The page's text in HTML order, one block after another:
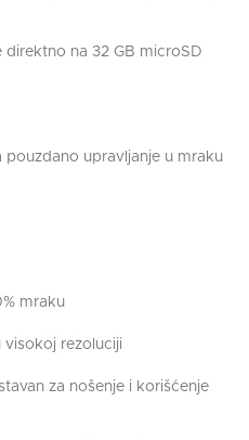
na 32 GB microSD
upravljanje u mraku
mraku
visokoj rezoluciji
za nošenje i korišćenje